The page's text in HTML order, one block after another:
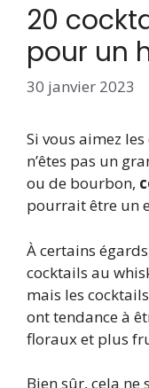
20
pour un
30 janvier 2023
Si vous aimez
n’êtes pas un
ou de bourbon,
pourrait être un
À certains
cocktails au
mais les
ont tendance à
floraux et plus
Bien sûr, cela ne